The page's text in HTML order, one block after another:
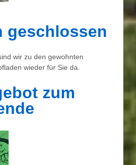
geschlossen
wir zu den gewohnten
wieder für Sie da.
zum